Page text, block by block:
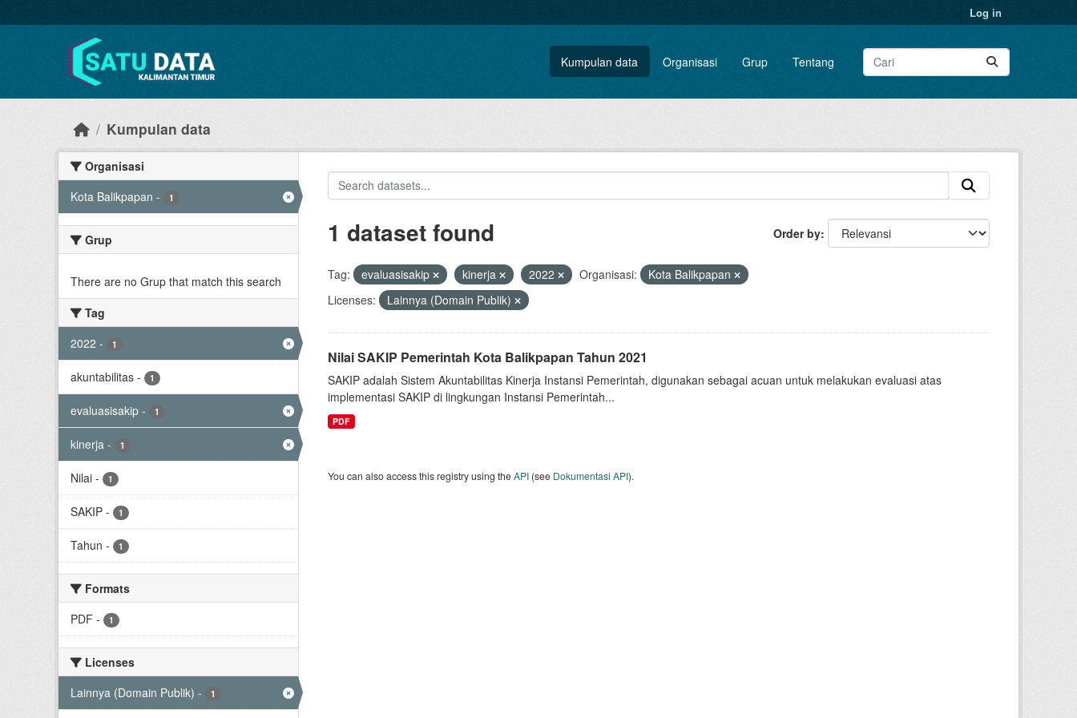
Log in
Kumpulan data Organisasi Grup Tentang
Kumpulan data
Organisasi
Kota Balikpapan - 1
Grup
There are no Grup that match this search
Tag
2022 - 1
akuntabilitas - 1
evaluasisakip - 1
kinerja - 1
Nilai - 1
SAKIP - 1
Tahun - 1
Formats
PDF - 1
Licenses
Lainnya (Domain Publik) - 1
Order by
1 dataset found
Tag: evaluasisakip kinerja 2022 Organisasi:
Kota Balikpapan
Licenses:
Lainnya (Domain Publik)
Nilai SAKIP Pemerintah Kota Balikpapan Tahun 2021
SAKIP adalah Sistem Akuntabilitas Kinerja Instansi Pemerintah, digunakan sebagai acuan untuk melakukan evaluasi atas
implementasi SAKIP di lingkungan Instansi Pemerintah...
PDF
You can also access this registry using theAPI(see Dokumentasi API).